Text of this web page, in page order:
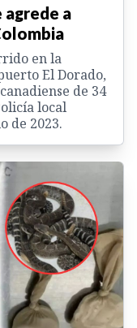
agrede a
en la
El Dorado,
de 34
local
de 2023.